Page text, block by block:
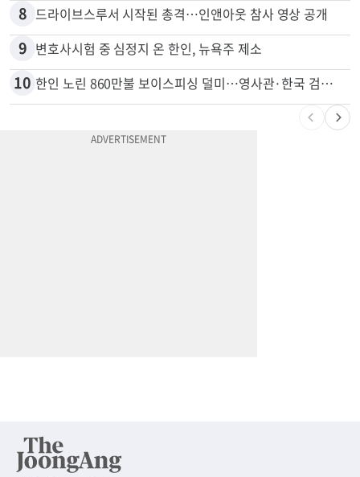
7 광고판 안에 사람이 산다?…LA 거리서 화제
8 드라이브스루서 시작된 총격…인앤아웃 참사 영상 공개
9 변호사시험 중 심정지 온 한인, 뉴욕주 제소
한인 노린 860만불 보이스피싱 덜미…영사관·한국 검찰 사칭